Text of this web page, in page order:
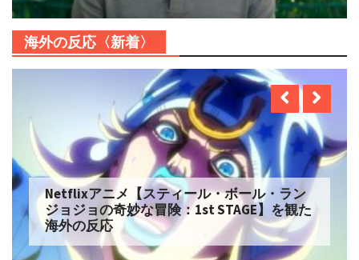
海外の反応〈新着〉
Netflixアニメ【スティール・ボール・ラン
ジョジョの奇妙な冒険：1st STAGE】を観た
海外の反応